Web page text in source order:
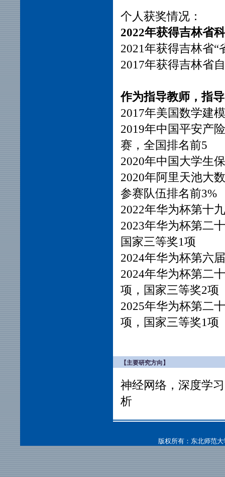
个人获奖情况：
2022年获得吉林省
2021年获得吉林省
2017年获得吉林省
作为指导教师，指
2017年美国数学建
2019年中国平安产
赛，全国排名前5
2020年中国大学生
2020年阿里天池大
参赛队伍排名前3%
2022年华为杯第十
2023年华为杯第二
国家三等奖1项
2024年华为杯第六
2024年华为杯第二
项，国家三等奖2项
2025年华为杯第二
项，国家三等奖1项
【主要研究方向】
神经网络，深度学
析
版权所有：东北师范